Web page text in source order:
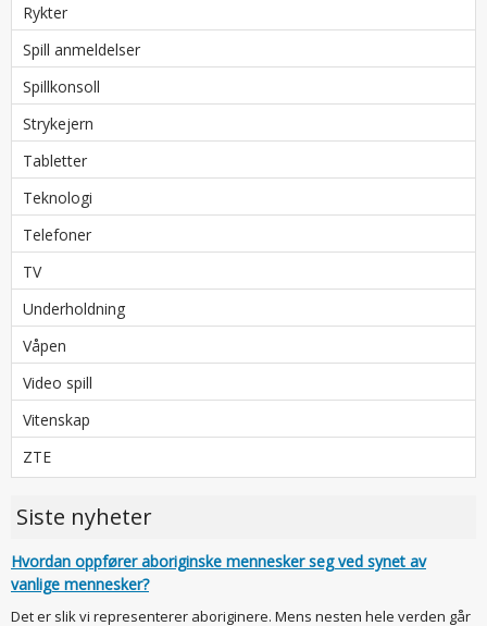
Rykter
Spill anmeldelser
Spillkonsoll
Strykejern
Tabletter
Teknologi
Telefoner
TV
Underholdning
Våpen
Video spill
Vitenskap
ZTE
Siste nyheter
Hvordan oppfører aboriginske mennesker seg ved synet av
vanlige mennesker?
Det er slik vi representerer aboriginere. Mens nesten hele verden går